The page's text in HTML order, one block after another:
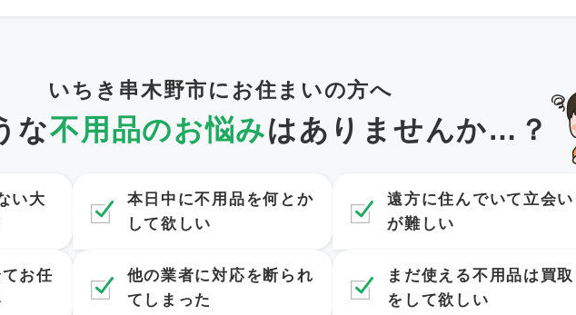
いちき串木野市にお住まいの方へ
な不用品のお悩みはありませんか…？
い大
本日中に不用品を何とか
して欲しい
遠方に住んでいて立会い
が難しい
お任
他の業者に対応を断られ
てしまった
まだ使える不用品は買取
をして欲しい